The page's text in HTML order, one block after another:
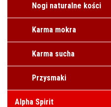
Nogi naturalne kości
Karma mokra
Karma sucha
Przysmaki
Alpha Spirit